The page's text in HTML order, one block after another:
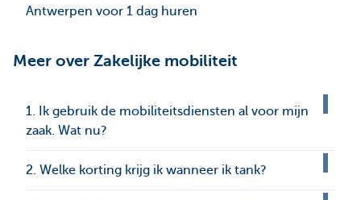
Antwerpen voor 1 dag huren
Meer over Zakelijke mobiliteit
1. Ik gebruik de mobiliteitsdiensten al voor mijn
zaak. Wat nu?
2. Welke korting krijg ik wanneer ik tank?